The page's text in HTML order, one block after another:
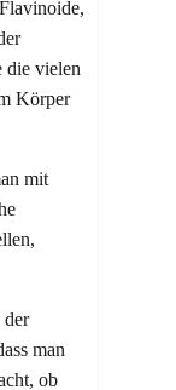
die vielen
Körper
mit
der
man
ob